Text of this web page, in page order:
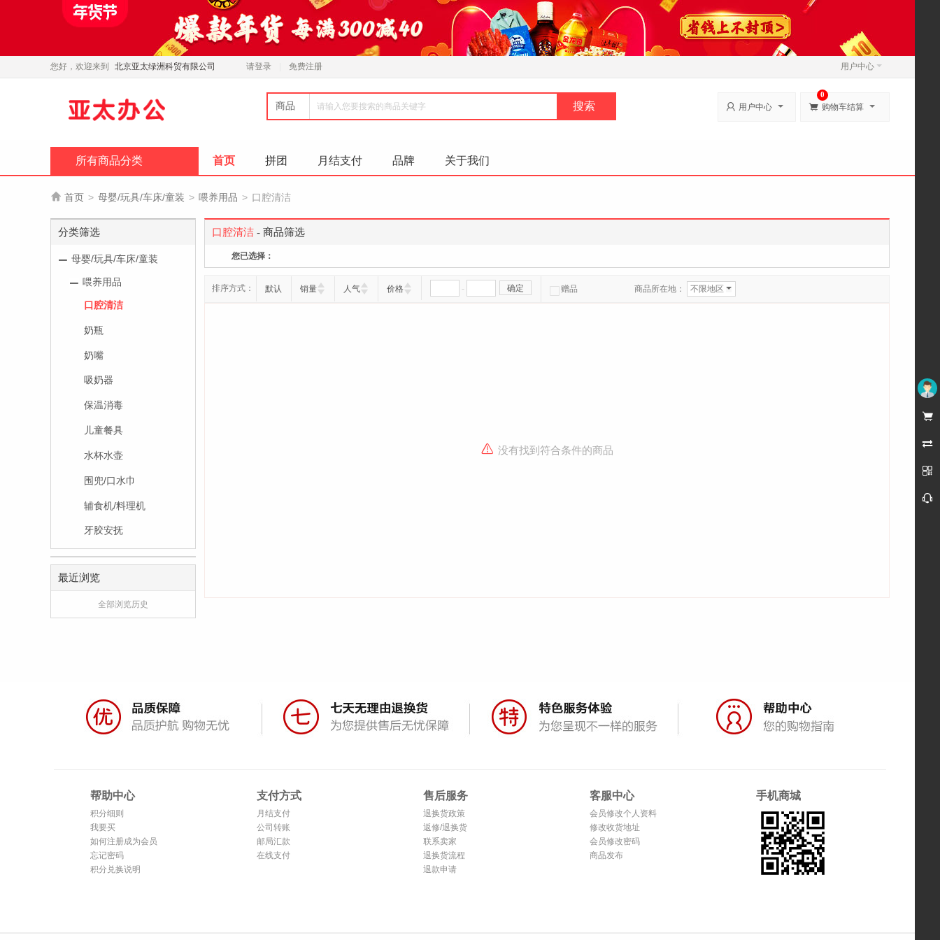
您好，欢迎来到 北京亚太绿洲科贸有限公司 请登录 免费注册 用户中心
未登录




商品  用户中心  购物车结算
0
所有商品分类 首页 拼团 月结支付 品牌 关于我们
 首页 > 母婴/玩具/车床/童装 > 喂养用品 > 口腔清洁
分类筛选
母婴/玩具/车床/童装
喂养用品
口腔清洁
奶瓶
奶嘴
吸奶器
保温消毒
儿童餐具
水杯水壶
围兜/口水巾
辅食机/料理机
牙胶安抚
最近浏览
全部浏览历史
口腔清洁 - 商品筛选
您已选择：
排序方式： 默认 销量 人气 价格 - 确定 赠品 商品所在地： 不限地区
没有找到符合条件的商品
帮助中心
积分细则
我要买
如何注册成为会员
忘记密码
积分兑换说明
支付方式
月结支付
公司转账
邮局汇款
在线支付
售后服务
退换货政策
返修/退换货
联系卖家
退换货流程
退款申请
客服中心
会员修改个人资料
修改收货地址
会员修改密码
商品发布
手机商城